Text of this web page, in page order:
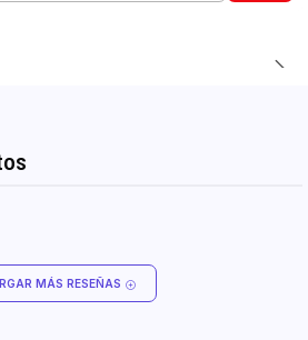
MÁS RESEÑAS